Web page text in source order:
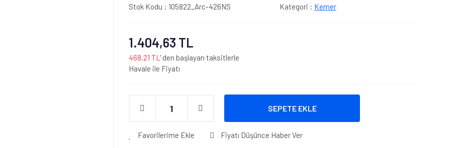
Stok Kodu : 105822_Arc-426NS Kategori : Kemer
1.404,63 TL
468,21 TL ' den başlayan taksitlerle
Havale ile Fiyatı
SEPETE EKLE
Favorilerime Ekle Fiyatı Düşünce Haber Ver